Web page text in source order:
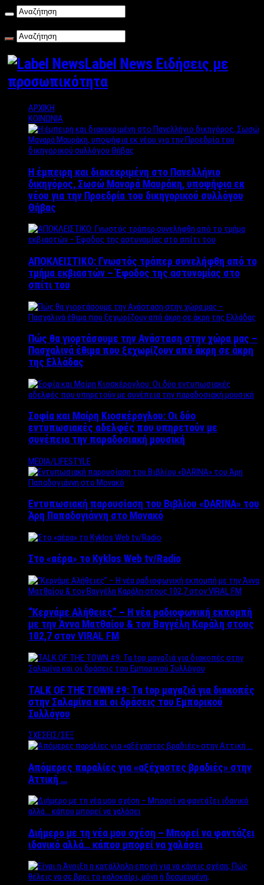
Label News Ειδήσεις με
προσωπικότητα
ΑΡΧΙΚΗ
ΚΟΙΝΩΝΙΑ
Η έμπειρη και διακεκριμένη στο Πανελλήνιο
δικηγόρος, Σωσώ Μαναρά Μαυράκη, υποψήφια εκ
νέου για την Προεδρία του δικηγορικού συλλόγου
Θήβας
ΑΠΟΚΛΕΙΣΤΙΚΟ: Γνωστός τράπερ συνελήφθη από το
τμήμα εκβιαστών – Έφοδος της αστυνομίας στο
σπίτι του
Πώς θα γιορτάσουμε την Ανάσταση στην χώρα μας –
Πασχαλινά έθιμα που ξεχωρίζουν από άκρη σε άκρη
της Ελλάδας
Σοφία και Μαίρη Κιοσκέρογλου: Οι δύο
εντυπωσιακές αδελφές που υπηρετούν με
συνέπεια την παραδοσιακή μουσική
MEDIA/LIFESTYLE
Εντυπωσιακή παρουσίαση του Βιβλίου «DARINA» του
Άρη Παπαδογιάννη στο Μονακό
Στο «αέρα» το Kyklos Web tv/Radio
“Kερνάμε Αλήθειες” – Η νέα ραδιοφωνική εκπομπή
με την Άννα Ματθαίου & τον Βαγγέλη Καράλη στους
102,7 στον VIRAL FM
TALK OF THE TOWN #9: Τα top μαγαζιά για διακοπές
στην Σαλαμίνα και οι δράσεις του Εμπορικού
Συλλόγου
ΣΧΕΣΕΙΣ/ΣΕΞ
Απόμερες παραλίες για «αξέχαστες βραδιές» στην
Αττική …
Διήμερο με τη νέα μου σχέση – Μπορεί να φαντάζει
ιδανικό αλλά… κάπου μπορεί να χαλάσει